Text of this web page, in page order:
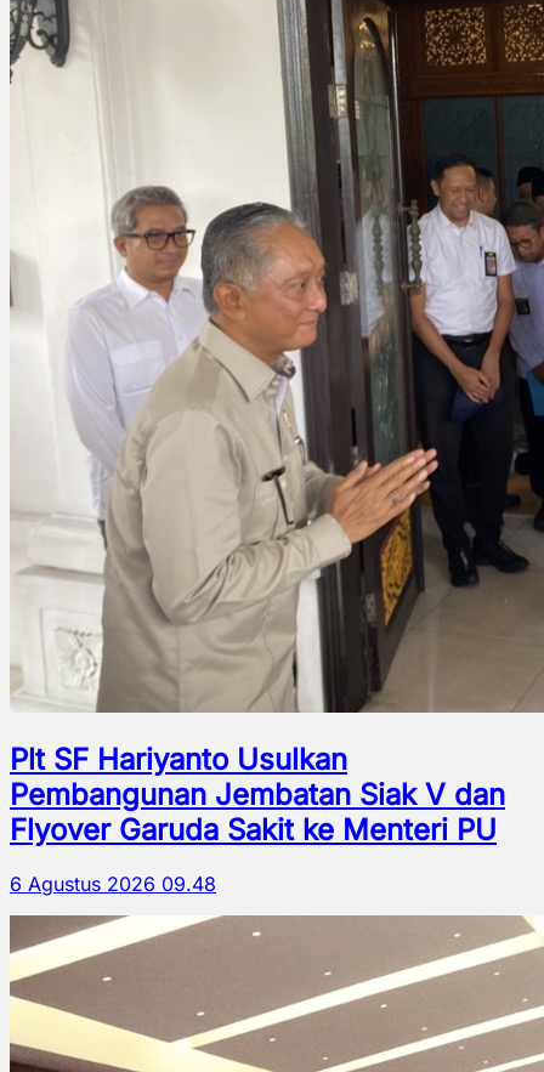
Plt SF Hariyanto Usulkan
Pembangunan Jembatan Siak V dan
Flyover Garuda Sakit ke Menteri PU
6 Agustus 2026 09.48